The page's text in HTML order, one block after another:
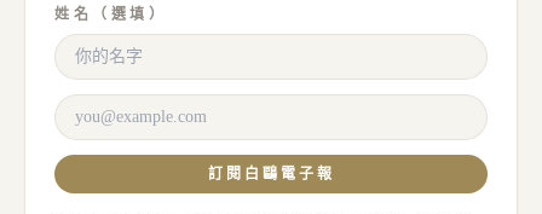
姓名（選填）
訂閱白鷗電子報